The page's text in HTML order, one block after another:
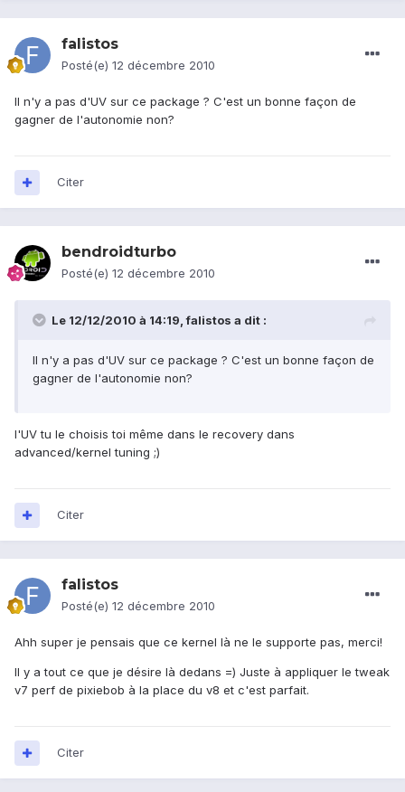
falistos
Posté(e) 12 décembre 2010
Il n'y a pas d'UV sur ce package ? C'est un bonne façon de
gagner de l'autonomie non?
Citer
bendroidturbo
Posté(e) 12 décembre 2010
Le 12/12/2010 à 14:19, falistos a dit :
Il n'y a pas d'UV sur ce package ? C'est un bonne façon de
gagner de l'autonomie non?
l'UV tu le choisis toi même dans le recovery dans
advanced/kernel tuning ;)
Citer
falistos
Posté(e) 12 décembre 2010
Ahh super je pensais que ce kernel là ne le supporte pas, merci!
Il y a tout ce que je désire là dedans =) Juste à appliquer le tweak
v7 perf de pixiebob à la place du v8 et c'est parfait.
Citer